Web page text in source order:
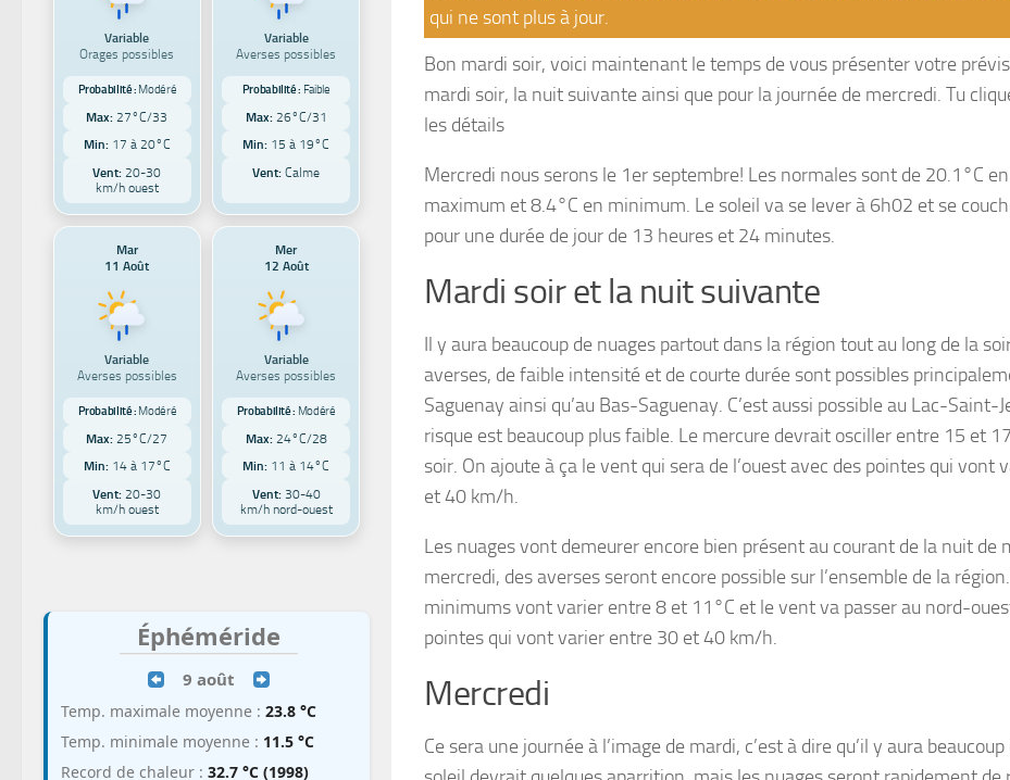
qui ne sont plus à jour.
Bon mardi soir, voici maintenant le temps de vous présenter votre
mardi soir, la nuit suivante ainsi que pour la journée de mercredi. Tu
les détails
Mercredi nous serons le 1er septembre! Les normales sont de 20.1°C
maximum et 8.4°C en minimum. Le soleil va se lever à 6h02 et se
pour une durée de jour de 13 heures et 24 minutes.
Mardi soir et la nuit suivante
Il y aura beaucoup de nuages partout dans la région tout au long de la
averses, de faible intensité et de courte durée sont possibles
Saguenay ainsi qu’au Bas-Saguenay. C’est aussi possible au Lac-Saint-
risque est beaucoup plus faible. Le mercure devrait osciller entre 15 et
soir. On ajoute à ça le vent qui sera de l’ouest avec des pointes qui vont
et 40 km/h.
Les nuages vont demeurer encore bien présent au courant de la nuit de
mercredi, des averses seront encore possible sur l’ensemble de la
minimums vont varier entre 8 et 11°C et le vent va passer au nord-
pointes qui vont varier entre 30 et 40 km/h.
Mercredi
Ce sera une journée à l’image de mardi, c’est à dire qu’il y aura
Variable
Orages possibles
Probabilité : Modéré
Max: 27°C/33
Min: 17 à 20°C
Vent: 20-30
km/h ouest
Variable
Averses possibles
Probabilité : Faible
Max: 26°C/31
Min: 15 à 19°C
Vent: Calme
Mar
11 Août
Variable
Averses possibles
Probabilité : Modéré
Max: 25°C/27
Min: 14 à 17°C
Vent: 20-30
km/h ouest
Mer
12 Août
Variable
Averses possibles
Probabilité : Modéré
Max: 24°C/28
Min: 11 à 14°C
Vent:30-40
km/h nord-ouest
Éphéméride
9 août
Temp. maximale moyenne : 23.8 °C
Temp. minimale moyenne : 11.5 °C
Record de chaleur : 32.7 °C (1998)